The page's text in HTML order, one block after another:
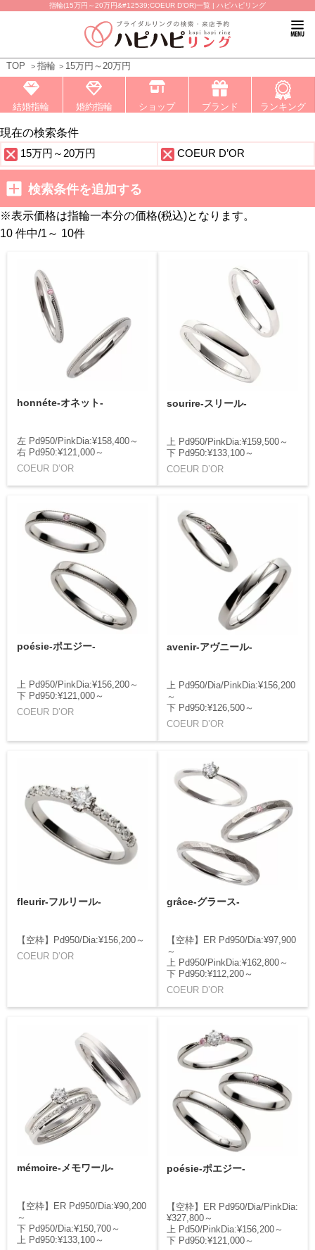
指輪(15万円～20万円&#12539;COEUR D’OR)一覧 | ハピハピリング
TOP 指輪 15万円～20万円
結婚指輪 婚約指輪 ショップ ブランド ランキング
現在の検索条件
15万円～20万円 COEUR D’OR
検索条件を追加する
※表示価格は指輪一本分の価格(税込)となります。
10 件中/1～ 10件
honnéte-オネット-
左 Pd950/PinkDia:¥158,400～
右 Pd950:¥121,000～
COEUR D’OR
sourire-スリール-
上 Pd950/PinkDia:¥159,500～
下 Pd950:¥133,100～
COEUR D’OR
poésie-ポエジー-
上 Pd950/PinkDia:¥156,200～
下 Pd950:¥121,000～
COEUR D’OR
avenir-アヴニール-
上 Pd950/Dia/PinkDia:¥156,200
～
下 Pd950:¥126,500～
COEUR D’OR
fleurir-フルリール-
【空枠】Pd950/Dia:¥156,200～
COEUR D’OR
grâce-グラース-
【空枠】ER Pd950/Dia:¥97,900
～
上 Pd950/PinkDia:¥162,800～
下 Pd950:¥112,200～
COEUR D’OR
mémoire-メモワール-
【空枠】ER Pd950/Dia:¥90,200
～
下 Pd950/Dia:¥150,700～
上 Pd950:¥133,100～
poésie-ポエジー-
【空枠】ER Pd950/Dia/PinkDia:
¥327,800～
上 Pd50/PinkDia:¥156,200～
下 Pd950:¥121,000～